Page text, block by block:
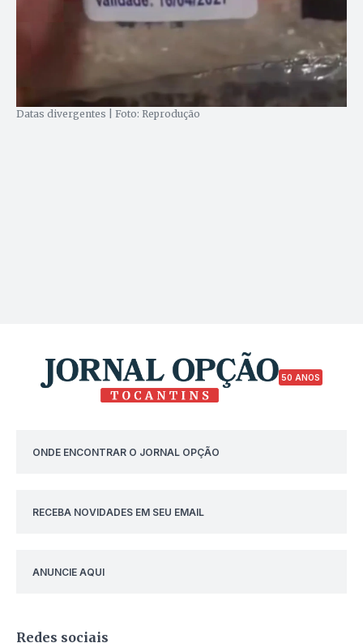
Datas divergentes | Foto: Reprodução
50 ANOS
ONDE ENCONTRAR O JORNAL OPÇÃO
RECEBA NOVIDADES EM SEU EMAIL
ANUNCIE AQUI
Redes sociais